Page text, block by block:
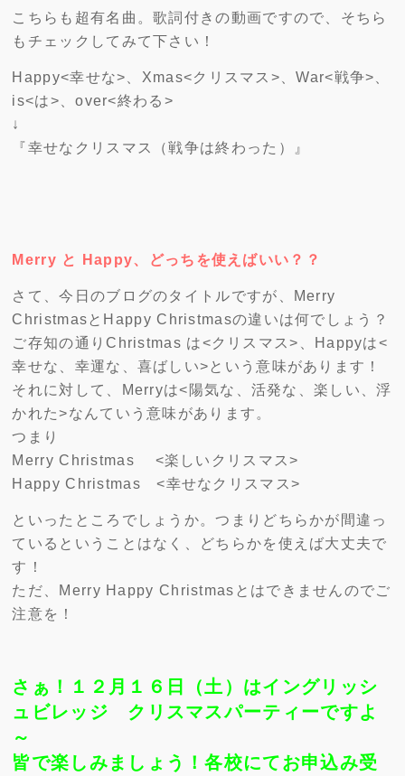
こちらも超有名曲。歌詞付きの動画ですので、そちら
もチェックしてみて下さい！
Happy<幸せな>、Xmas<クリスマス>、War<戦争>、
is<は>、over<終わる>
↓
『幸せなクリスマス（戦争は終わった）』
Merry と Happy、どっちを使えばいい？？
さて、今日のブログのタイトルですが、Merry
ChristmasとHappy Christmasの違いは何でしょう？
ご存知の通りChristmas は<クリスマス>、Happyは<
幸せな、幸運な、喜ばしい>という意味があります！
それに対して、Merryは<陽気な、活発な、楽しい、浮
かれた>なんていう意味があります。
つまり
Merry Christmas <楽しいクリスマス>
Happy Christmas <幸せなクリスマス>
といったところでしょうか。つまりどちらかが間違っ
ているということはなく、どちらかを使えば大丈夫で
す！
ただ、Merry Happy Christmasとはできませんのでご
注意を！
さぁ！１２月１６日（土）はイングリッシ
ュビレッジ クリスマスパーティーですよ
～
皆で楽しみましょう！各校にてお申込み受